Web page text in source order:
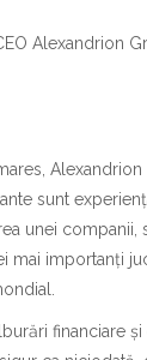
Alexandrion
sunt
unei companii,
mai importanți
financiare